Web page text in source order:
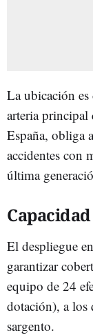
La ubicación es
arteria principal
España, obliga
accidentes con
última
El despliegue
garantizar
equipo de 24
dotación), a los
sargento.